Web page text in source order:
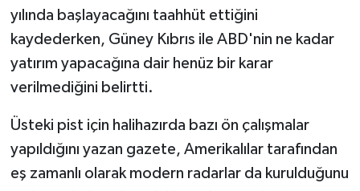
yılında başlayacağını taahhüt ettiğini
kaydederken, Güney Kıbrıs ile ABD'nin ne kadar
yatırım yapacağına dair henüz bir karar
verilmediğini belirtti.
Üsteki pist için halihazırda bazı ön çalışmalar
yapıldığını yazan gazete, Amerikalılar tarafından
eş zamanlı olarak modern radarlar da kurulduğunu
YAŞAM